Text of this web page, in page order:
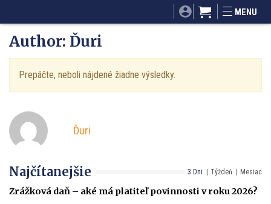
Mnamky-recepty.sk
MENU
Author: Ďuri
Prepáčte, neboli nájdené žiadne výsledky.
Ďuri
3 Dni Týždeň Mesiac
Najčítanejšie
Zrážková daň – aké má platiteľ povinnosti v roku 2026?